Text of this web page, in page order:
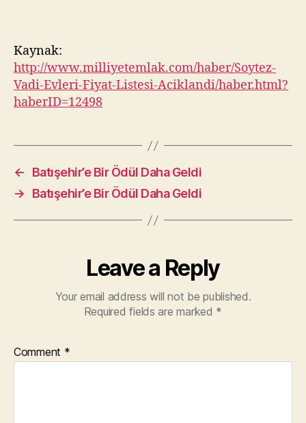
Kaynak:
http://www.milliyetemlak.com/haber/Soytez-
Vadi-Evleri-Fiyat-Listesi-Aciklandi/haber.html?
haberID=12498
←
Batışehir’e Bir Ödül Daha Geldi
→
Batışehir’e Bir Ödül Daha Geldi
Leave a Reply
Your email address will not be published.
Required fields are marked *
Comment *